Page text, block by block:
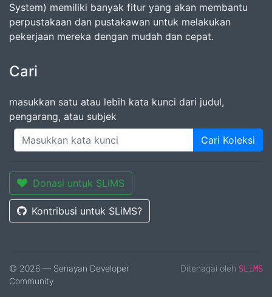
System) memiliki banyak fitur yang akan membantu
perpustakaan dan pustakawan untuk melakukan
pekerjaan mereka dengan mudah dan cepat.
Cari
masukkan satu atau lebih kata kunci dari judul,
pengarang, atau subjek
Cari Koleksi
Donasi untuk SLiMS
Kontribusi untuk SLiMS?
© 2026 — Senayan Developer
Community
Ditenagai oleh SLiMS